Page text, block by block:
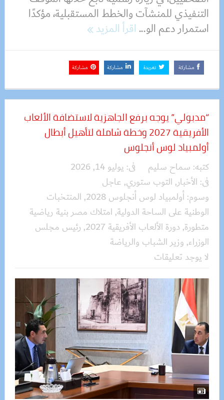
التنفيذي للمنشآت والخطط المستقبلية، مؤكدًا
استمرار دعم الو...اقرأ المزيد
مشاركة تغريدة مشاركة مشاركة
“مدبولي” يوجه برفع الجاهزية لاستضافة الألعاب
الأفريقية 2027 وخطة شاملة لتأهيل أبطال
أولمبياد لوس أنجلوس
كتبه: سماح سليم فى: يوليو 14, 2026
فى: الأخبار, التوب ستوري, عاجل
وسوم:أولمبياد لوس أنجلوس 2028 , المنتخبات
الوطنية على الساحة الدولية, امتلاك مصر بنية رياضية
متطورة, دورة الألعاب الأفريقية 2027 , رئيس مجلس
الوزراء, وزير الشباب والرياضة
لا يوجد تعليقات